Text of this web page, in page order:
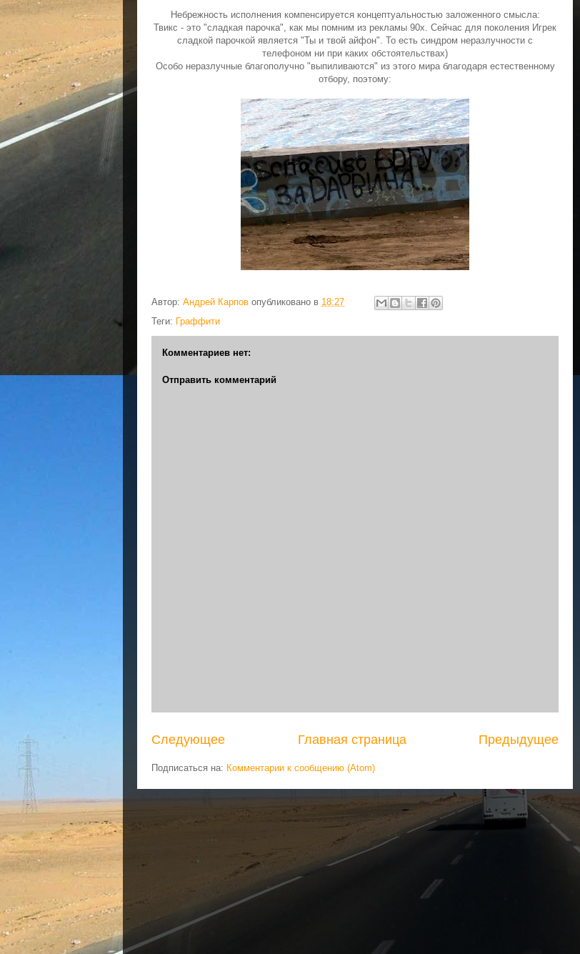
Небрежность исполнения компенсируется концептуальностью заложенного смысла:
Твикс - это "сладкая парочка", как мы помним из рекламы 90х. Сейчас для поколения Игрек
сладкой парочкой является "Ты и твой айфон". То есть синдром неразлучности с
телефоном ни при каких обстоятельствах)
Особо неразлучные благополучно "выпиливаются" из этого мира благодаря естественному
отбору, поэтому:
Автор: Андрей Карпов опубликовано в 18:27
Теги: Граффити
Комментариев нет:
Отправить комментарий
Следующее Предыдущее
Главная страница
Подписаться на: Комментарии к сообщению (Atom)